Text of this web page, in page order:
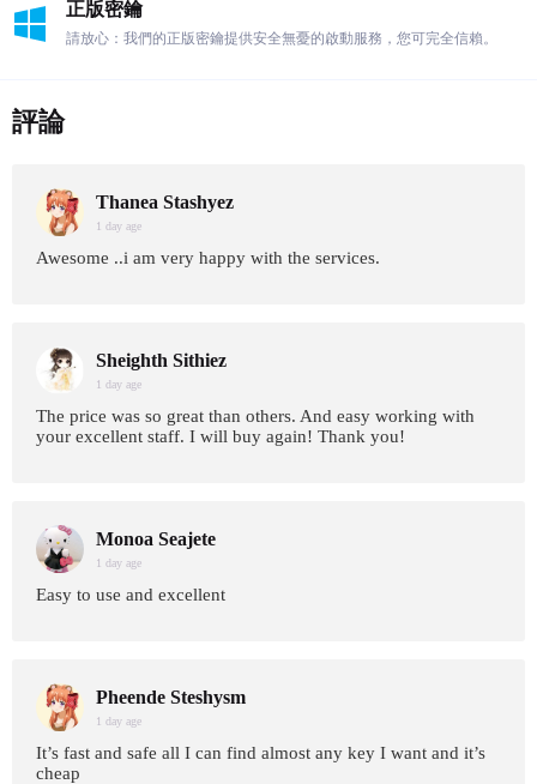
正版密鑰
請放心：我們的正版密鑰提供安全無憂的啟動服務，您可完全信賴。
評論
Thanea Stashyez
1 day age
Awesome ..i am very happy with the services.
Sheighth Sithiez
1 day age
The price was so great than others. And easy working with
your excellent staff. I will buy again! Thank you!
Monoa Seajete
1 day age
Easy to use and excellent
Pheende Steshysm
1 day age
It’s fast and safe all I can find almost any key I want and it’s
cheap